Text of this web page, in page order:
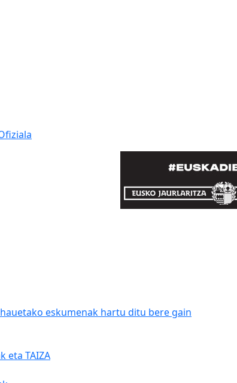
eskumenak hartu ditu bere gain
eta TAIZA